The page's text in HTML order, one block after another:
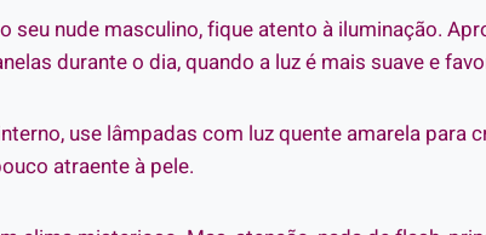
seu nude masculino, fique atento à iluminação.
durante o dia, quando a luz é mais suave e
use lâmpadas com luz quente amarela para
atraente à pele.